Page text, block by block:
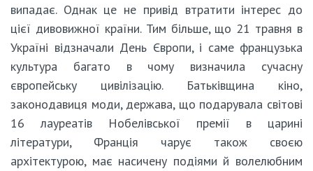
випадає. Однак це не привід втратити інтерес до
цієї дивовижної країни. Тим більше, що 21 травня в
Україні відзначали День Європи, і саме французька
культура багато в чому визначила сучасну
європейську цивілізацію. Батьківщина кіно,
законодавиця моди, держава, що подарувала світові
16 лауреатів Нобелівської премії в царині
літератури, Франція чарує також своєю
архітектурою, має насичену подіями й волелюбним